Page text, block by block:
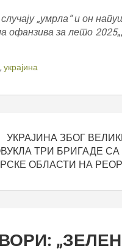
„умрла“ и он
офанзива за лето 2025
, украјина
УКРАЈИНА ЗБОГ
ТРИ БРИГАДЕ
ОБЛАСТИ НА